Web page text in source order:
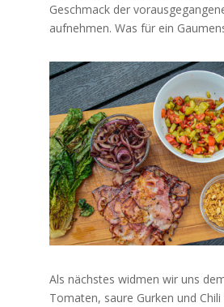
Geschmack der
aufnehmen. Was für ein
Als nächstes widmen wir uns
Tomaten, saure Gurken und